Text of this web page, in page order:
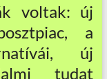
voltak: új
a
új
tudat